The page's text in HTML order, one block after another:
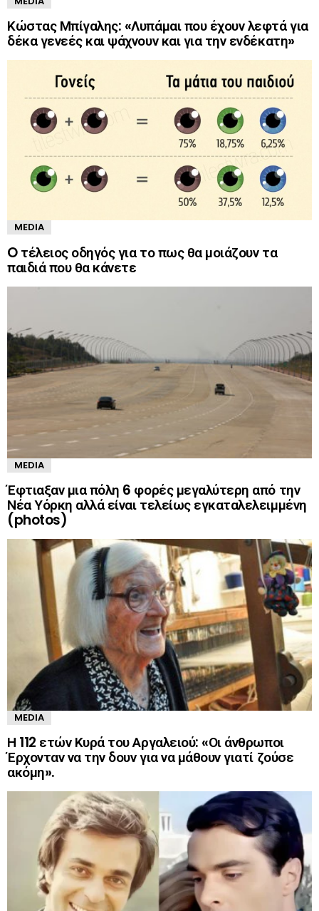
Κώστας Μπίγαλης: «Λυπάμαι που έχουν λεφτά για
δέκα γενεές και ψάχνουν και για την ενδέκατη»
MEDIA
O τέλειος οδηγός για το πως θα μοιάζουν τα
παιδιά που θα κάνετε
MEDIA
Έφτιαξαν μια πόλη 6 φορές μεγαλύτερη από την
Νέα Υόρκη αλλά είναι τελείως εγκαταλελειμμένη
(photos)
MEDIA
Η 112 ετών Κυρά του Αργαλειού: «Οι άνθρωποι
Έρχονταν να την δουν για να μάθουν γιατί ζούσε
ακόμη».